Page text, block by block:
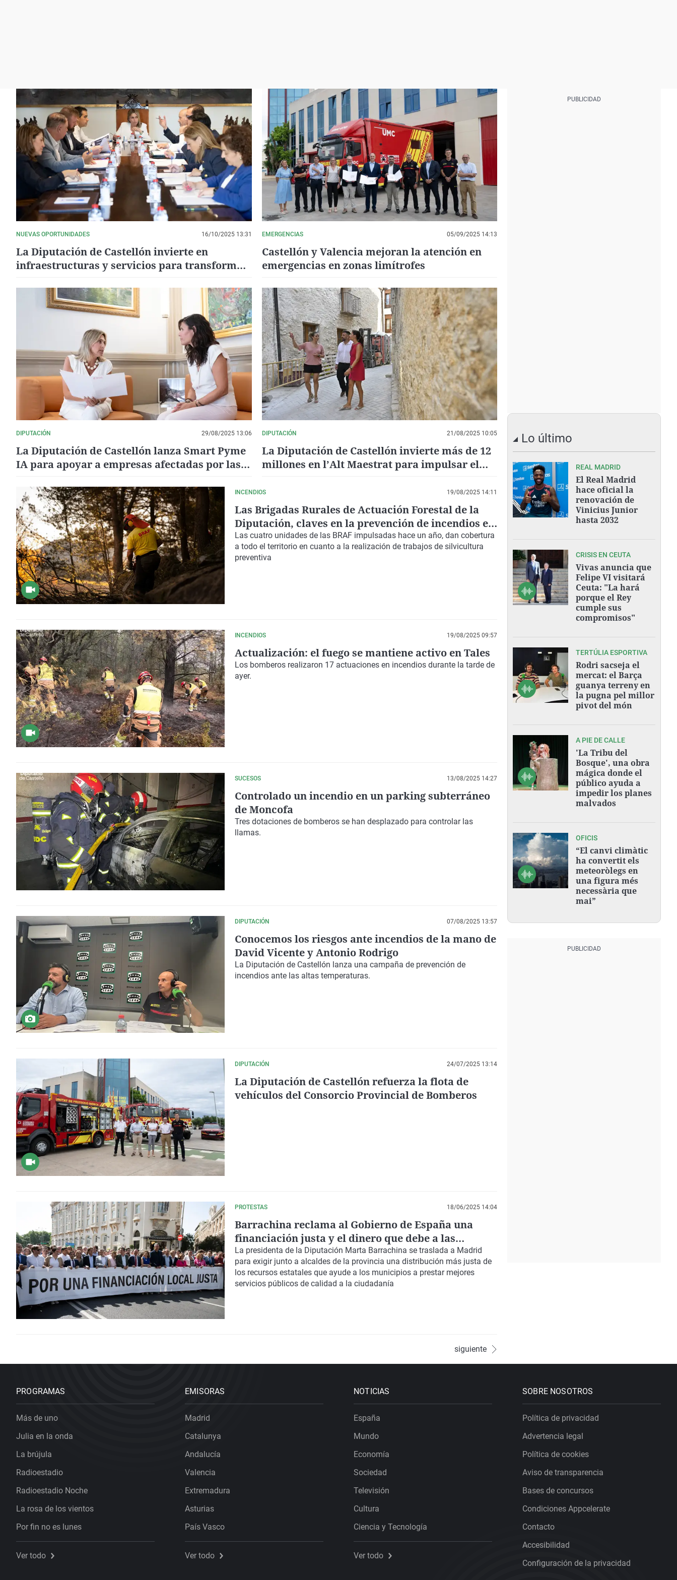
NUEVAS OPORTUNIDADES 16/10/2025 13:31
La Diputación de Castellón invierte en
infraestructuras y servicios para transformar
EMERGENCIAS 05/09/2025 14:13
Castellón y Valencia mejoran la atención en
emergencias en zonas limítrofes
DIPUTACIÓN 29/08/2025 13:06
La Diputación de Castellón lanza Smart Pyme
IA para apoyar a empresas afectadas por las
DIPUTACIÓN 21/08/2025 10:05
La Diputación de Castellón invierte más de 12
millones en l’Alt Maestrat para impulsar el
INCENDIOS 19/08/2025 14:11
Las Brigadas Rurales de Actuación Forestal de la
Diputación, claves en la prevención de incendios en
la provincia
Las cuatro unidades de las BRAF impulsadas hace un año, dan cobertura
a todo el territorio en cuanto a la realización de trabajos de silvicultura
preventiva
INCENDIOS 19/08/2025 09:57
Actualización: el fuego se mantiene activo en Tales
Los bomberos realizaron 17 actuaciones en incendios durante la tarde de
ayer.
SUCESOS 13/08/2025 14:27
Controlado un incendio en un parking subterráneo
de Moncofa
Tres dotaciones de bomberos se han desplazado para controlar las
llamas.
DIPUTACIÓN 07/08/2025 13:57
Conocemos los riesgos ante incendios de la mano de
David Vicente y Antonio Rodrigo
La Diputación de Castellón lanza una campaña de prevención de
incendios ante las altas temperaturas.
DIPUTACIÓN 24/07/2025 13:14
La Diputación de Castellón refuerza la flota de
vehículos del Consorcio Provincial de Bomberos
PROTESTAS 18/06/2025 14:04
Barrachina reclama al Gobierno de España una
financiación justa y el dinero que debe a las
entidades locales.
La presidenta de la Diputación Marta Barrachina se traslada a Madrid
para exigir junto a alcaldes de la provincia una distribución más justa de
los recursos estatales que ayude a los municipios a prestar mejores
servicios públicos de calidad a la ciudadanía
siguiente
Lo último
REAL MADRID
El Real Madrid
hace oficial la
renovación de
Vinicius Junior
hasta 2032
CRISIS EN CEUTA
Vivas anuncia que
Felipe VI visitará
Ceuta: "La hará
porque el Rey
cumple sus
compromisos"
TERTÚLIA ESPORTIVA
Rodri sacseja el
mercat: el Barça
guanya terreny en
la pugna pel millor
pivot del món
A PIE DE CALLE
'La Tribu del
Bosque', una obra
mágica donde el
público ayuda a
impedir los planes
malvados
OFICIS
“El canvi climàtic
ha convertit els
meteoròlegs en
una figura més
necessària que
mai”
PROGRAMAS
Más de uno
Julia en la onda
La brújula
Radioestadio
Radioestadio Noche
La rosa de los vientos
Por fin no es lunes
Ver todo
EMISORAS
Madrid
Catalunya
Andalucía
Valencia
Extremadura
Asturias
País Vasco
Ver todo
NOTICIAS
España
Mundo
Economía
Sociedad
Televisión
Cultura
Ciencia y Tecnología
Ver todo
SOBRE NOSOTROS
Política de privacidad
Advertencia legal
Política de cookies
Aviso de transparencia
Bases de concursos
Condiciones Appcelerate
Contacto
Accesibilidad
Configuración de la privacidad